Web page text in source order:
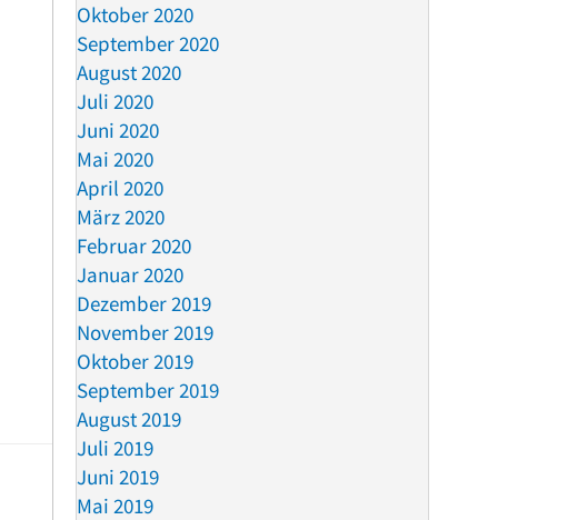
Oktober 2020
September 2020
August 2020
Juli 2020
Juni 2020
Mai 2020
April 2020
März 2020
Februar 2020
Januar 2020
Dezember 2019
November 2019
Oktober 2019
September 2019
August 2019
Juli 2019
Juni 2019
Mai 2019